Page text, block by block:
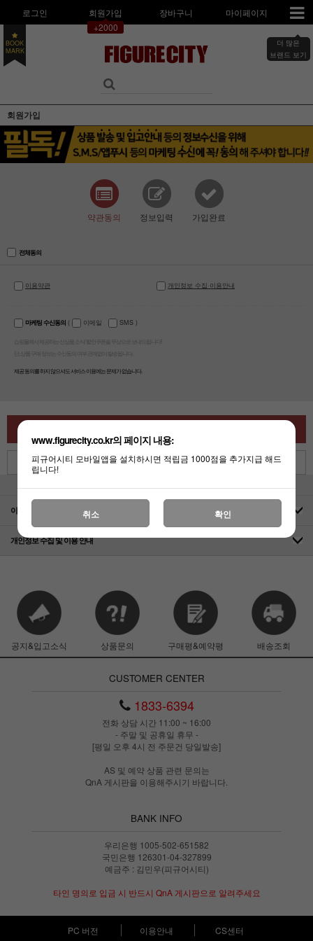
로그인
회원가입
+2000
장바구니 마이페이지
더 많은
브랜드 보기
BOOK
MARK
회원가입
약관동의 정보입력 가입완료
전체동의
이용약관 개인정보 수집·이용안내
마케팅 수신동의 ( 이메일 SMS )
쇼핑몰에서 제공하는 신상품 소식/ 할인쿠폰을 무상으로 보내드립니다!
단, 상품 구매 정보는 수신동의 여부 관계없이 발송됩니다.
제공 동의를 하지 않으셔도 서비스 이용에는 문제가 없습니다.
취소
이용약관
개인정보 수집 및 이용 안내
공지&입고소식 상품문의 구매평&예약평 배송조회
CUSTOMER CENTER
1833-6394
전화 상담 시간 11:00 ~ 16:00
- 주말 및 공휴일 휴무 -
[평일 오후 4시 전 주문건 당일발송]
AS 및 예약 상품 관련 문의는
QnA 게시판을 이용해주시기 바랍니다.
BANK INFO
우리은행 1005-502-651582
국민은행 126301-04-327899
예금주 : 김민우(피규어시티)
타인 명의로 입금 시 반드시 QnA 게시판으로 알려주세요
PC 버전 이용안내 CS센터
www.figurecity.co.kr의 페이지 내용:
피규어시티 모바일앱을 설치하시면 적립금 1000점을 추가지급 해드
립니다!
취소 확인